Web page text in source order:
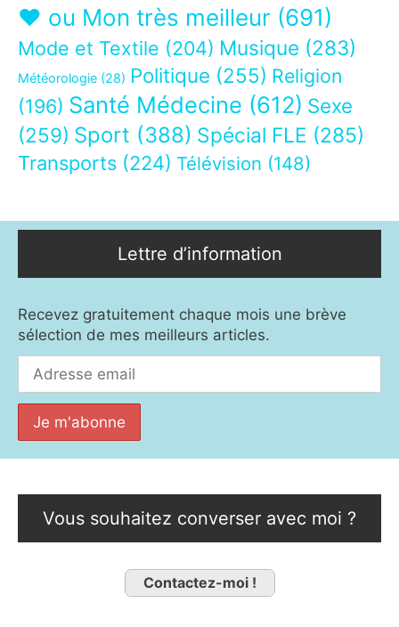
❤ ou Mon très meilleur (691)
Mode et Textile (204) Musique (283)
Météorologie (28) Politique (255) Religion
(196) Santé Médecine (612) Sexe
(259) Sport (388) Spécial FLE (285)
Transports (224) Télévision (148)
Lettre d’information
Recevez gratuitement chaque mois une brève
sélection de mes meilleurs articles.
Vous souhaitez converser avec moi ?
Contactez-moi !